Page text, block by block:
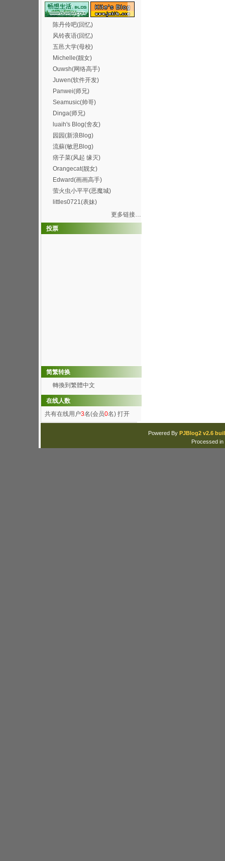
陈丹伶吧(回忆)
风铃夜语(回忆)
五邑大学(母校)
Michelle(靓女)
Ouwsh(网络高手)
Juwen(软件开发)
Panwei(师兄)
Seamusic(帅哥)
Dinga(师兄)
luaih's Blog(舍友)
园园(新浪Blog)
流蘇(敏思Blog)
痞子菜(风起 缘灭)
Orangecat(靓女)
Edward(画画高手)
萤火虫小平平(恶魔城)
littles0721(表妹)
更多链接…
投票
简繁转换
轉換到繁體中文
在线人数
共有在线用户3名(会员0名) 打开
Powered By PJBlog2 v2.6
Processed in